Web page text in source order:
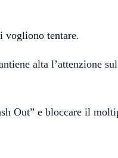
vogliono tentare.
alta l’attenzione
Out” e bloccare il